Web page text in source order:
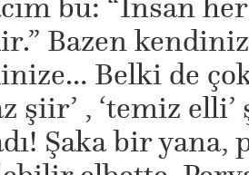
bu: “İnsan
Bazen kendiniz
Belki de
şiir’ , ‘temiz
Şaka bir yana,